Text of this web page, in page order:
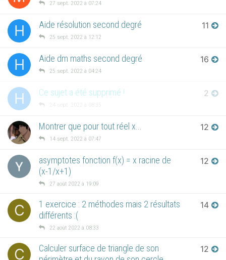
27 sept. 2022 à 07:24
H Aide résolution second degré
25 sept. 2022 à 12:12
11
H Aide dm maths second degré
25 sept. 2022 à 04:24
16
H Ce sujet a été supprimé !
24 sept. 2022 à 08:35
2
Montrer que pour tout réel x...
14 sept. 2022 à 07:47
12
asymptotes fonction f(x) = x racine de
(x-1/x+1)
27 août 2022 à 19:09
12
C
1 exercice : 2 méthodes mais 2 résultats
différents :(
22 août 2022 à 08:33
14
C
Calculer surface de triangle de son
12